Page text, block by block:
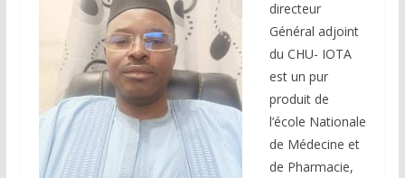
directeur
Général adjoint
du CHU- IOTA
est un pur
produit de
l’école Nationale
de Médecine et
de Pharmacie,